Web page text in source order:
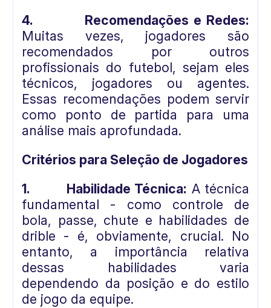
4.
Recomendações e Redes:
Muitas vezes, jogadores são
recomendados por outros
profissionais do futebol, sejam eles
técnicos, jogadores ou agentes.
Essas recomendações podem servir
como ponto de partida para uma
análise mais aprofundada.
Critérios para Seleção de Jogadores
1.
Habilidade Técnica: A técnica
fundamental - como controle de
bola, passe, chute e habilidades de
drible - é, obviamente, crucial. No
entanto, a importância relativa
dessas habilidades varia
dependendo da posição e do estilo
de jogo da equipe.